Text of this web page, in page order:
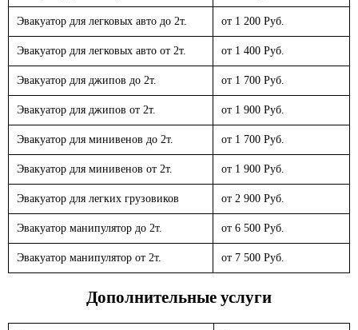
Эвакуатор для легковых авто до 2т. от 1 200 Руб.
Эвакуатор для легковых авто от 2т. от 1 400 Руб.
Эвакуатор для джипов до 2т. от 1 700 Руб.
Эвакуатор для джипов от 2т. от 1 900 Руб.
Эвакуатор для минивенов до 2т. от 1 700 Руб.
Эвакуатор для минивенов от 2т. от 1 900 Руб.
Эвакуатор для легких грузовиков от 2 900 Руб.
Эвакуатор манипулятор до 2т. от 6 500 Руб.
Эвакуатор манипулятор от 2т. от 7 500 Руб.
Дополнительные услуги